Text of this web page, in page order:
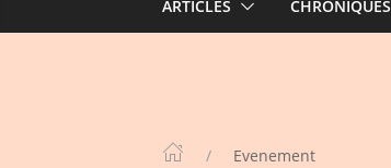
ARTICLES CHRONIQUES
Evenement